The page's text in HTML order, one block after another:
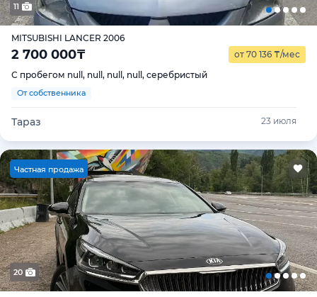
11
MITSUBISHI LANCER 2006
2 700 000₸ от 70 136 ₸/мес
С пробегом null, null, null, null, серебристый
От собственника
Тараз 23 июля
Частная продажа
20